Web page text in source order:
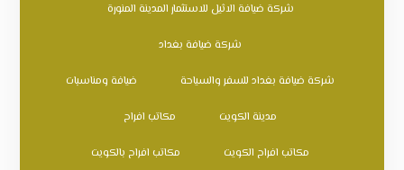
شركة ضيافة الاثيل للاستثمار المدينة المنورة
شركة ضيافة بغداد
شركة ضيافة بغداد للسفر والسياحة ضيافة ومناسبات
مدينة الكويت مكاتب افراح
مكاتب افراح الكويت مكاتب افراح بالكويت